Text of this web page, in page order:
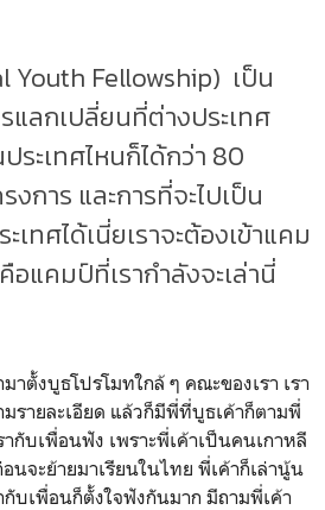
Youth Fellowship) เป็น
แลกเปลี่ยนที่ต่างประเทศ
ประเทศไหนก็ได้กว่า 80
งการ และการที่จะไปเป็น
ทศได้เนี่ยเราจะต้องเข้าแคม
แคมป์ที่เรากำลังจะเล่านี่
ตั้งบูธโปรโมทใกล้ ๆ คณะของเรา เรา
รายละเอียด แล้วก็มีพี่ที่บูธเค้าก็ตามพี่
กับเพื่อนฟัง เพราะพี่เค้าเป็นคนเกาหลี
นจะย้ายมาเรียนในไทย พี่เค้าก็เล่านู้น
กับเพื่อนก็ตั้งใจฟังกันมาก มีถามพี่เค้า